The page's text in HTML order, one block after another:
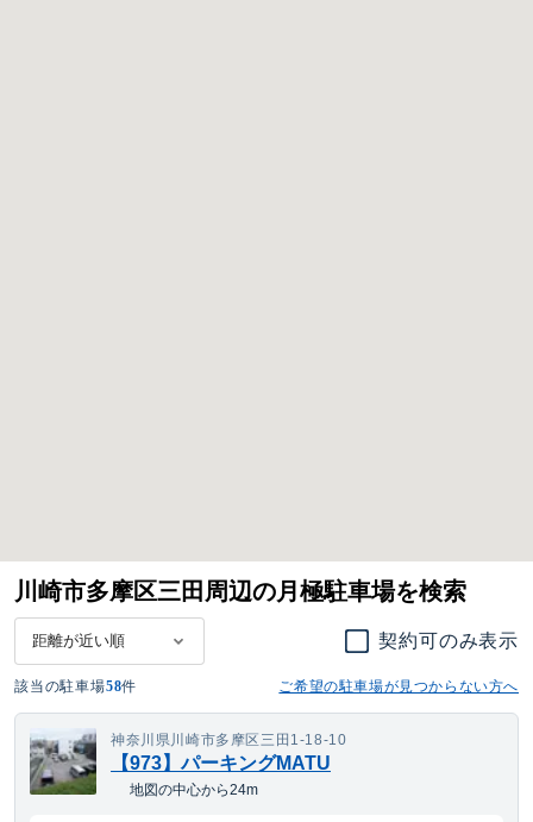
川崎市多摩区三田周辺の月極駐車場を検索
契約可のみ表示
該当の駐車場58件 ご希望の駐車場が見つからない方へ
神奈川県川崎市多摩区三田1-18-10
【973】パーキングMATU
地図の中心から24m